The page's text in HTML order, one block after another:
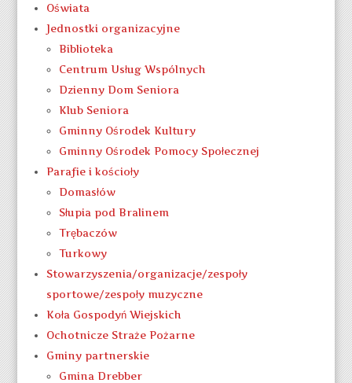
Oświata
Jednostki organizacyjne
Biblioteka
Centrum Usług Wspólnych
Dzienny Dom Seniora
Klub Seniora
Gminny Ośrodek Kultury
Gminny Ośrodek Pomocy Społecznej
Parafie i kościoły
Domasłów
Słupia pod Bralinem
Trębaczów
Turkowy
Stowarzyszenia/organizacje/zespoły
sportowe/zespoły muzyczne
Koła Gospodyń Wiejskich
Ochotnicze Straże Pożarne
Gminy partnerskie
Gmina Drebber